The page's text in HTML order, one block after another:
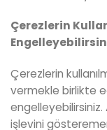
Çerezlerin
Çerezlerin
vermekle birlikte
işlevini